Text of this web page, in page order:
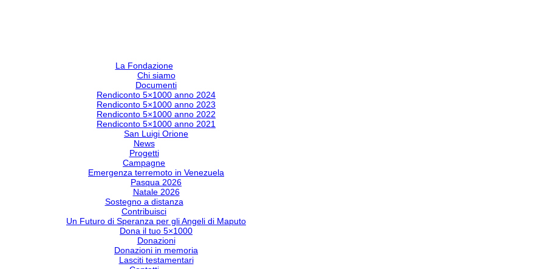
La Fondazione
Chi siamo
Documenti
Rendiconto 5×1000 anno 2024
Rendiconto 5×1000 anno 2023
Rendiconto 5×1000 anno 2022
Rendiconto 5×1000 anno 2021
San Luigi Orione
News
Progetti
Campagne
Emergenza terremoto in Venezuela
Pasqua 2026
Natale 2026
Sostegno a distanza
Contribuisci
Un Futuro di Speranza per gli Angeli di Maputo
Dona il tuo 5×1000
Donazioni
Donazioni in memoria
Lasciti testamentari